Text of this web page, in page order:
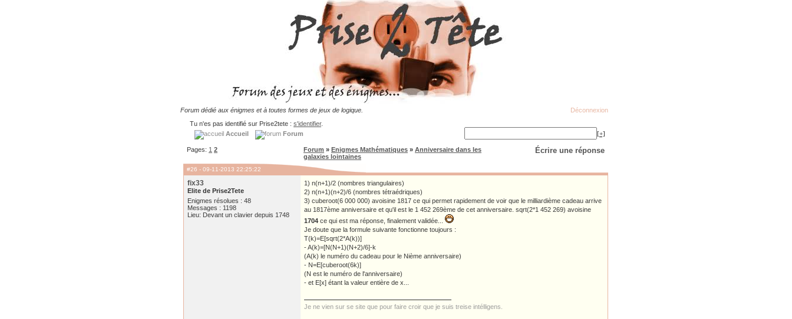
Forum dédié aux énigmes et à toutes formes de jeux de logique.
Déconnexion
Tu n'es pas identifié sur Prise2tete : s'identifier.
Accueil
Forum [+]
Pages: 1 2 Écrire une réponse
Forum » Enigmes Mathématiques » Anniversaire dans les
galaxies lointaines
#26 - 09-11-2013 22:25:22
fix33
Elite de Prise2Tete
Enigmes résolues : 48
Messages : 1198
Lieu: Devant un clavier depuis 1748
1) n(n+1)/2 (nombres triangulaires)
2) n(n+1)(n+2)/6 (nombres tétraédriques)
3) cuberoot(6 000 000) avoisine 1817 ce qui permet rapidement de voir que le milliardième cadeau arrive
au 1817ème anniversaire et qu'il est le 1 452 269ème de cet anniversaire. sqrt(2*1 452 269) avoisine
1704 ce qui est ma réponse, finalement validée...
Je doute que la formule suivante fonctionne toujours :
T(k)=E[sqrt(2*A(k))]
- A(k)=[N(N+1)(N+2)/6]-k
(A(k) le numéro du cadeau pour le Nième anniversaire)
- N=E[cuberoot(6k)]
(N est le numéro de l'anniversaire)
- et E[x] étant la valeur entière de x...
Je ne vien sur se site que pour faire croir que je suis treise intélligens.